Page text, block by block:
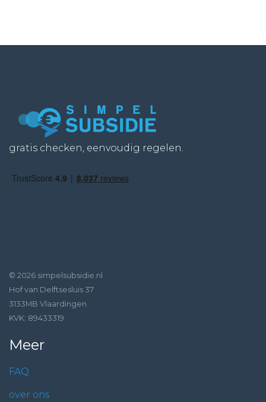
gratis checken, eenvoudig regelen.
© 2026 simpelsubsidie.nl
Hof van Delftsesluis 37
3133MB Vlaardingen
KVK: 89433319
Meer
FAQ
over ons